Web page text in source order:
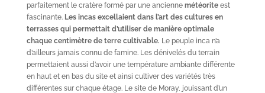
parfaitement le cratère formé par une ancienne météoriteest
fascinante. Les incas excellaient dans l’art des cultures en
terrasses qui permettait d’utiliser de manière optimale
chaque centimètre de terre cultivable. Le peuple inca n’a
d’ailleurs jamais connu de famine. Les dénivelés du terrain
permettaient aussi d’avoir une température ambiante différente
en haut et en bas du site et ainsi cultiver des variétés très
différentes sur chaque étage. Le site de Moray, jouissant d’un